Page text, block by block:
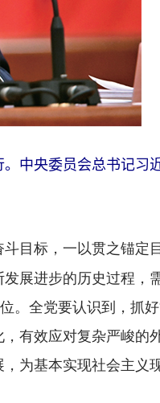
中央委员会总书记习
目标，一以贯之锚定
展进步的历史过程，
。全党要认识到，抓好
有效应对复杂严峻的
为基本实现社会主义